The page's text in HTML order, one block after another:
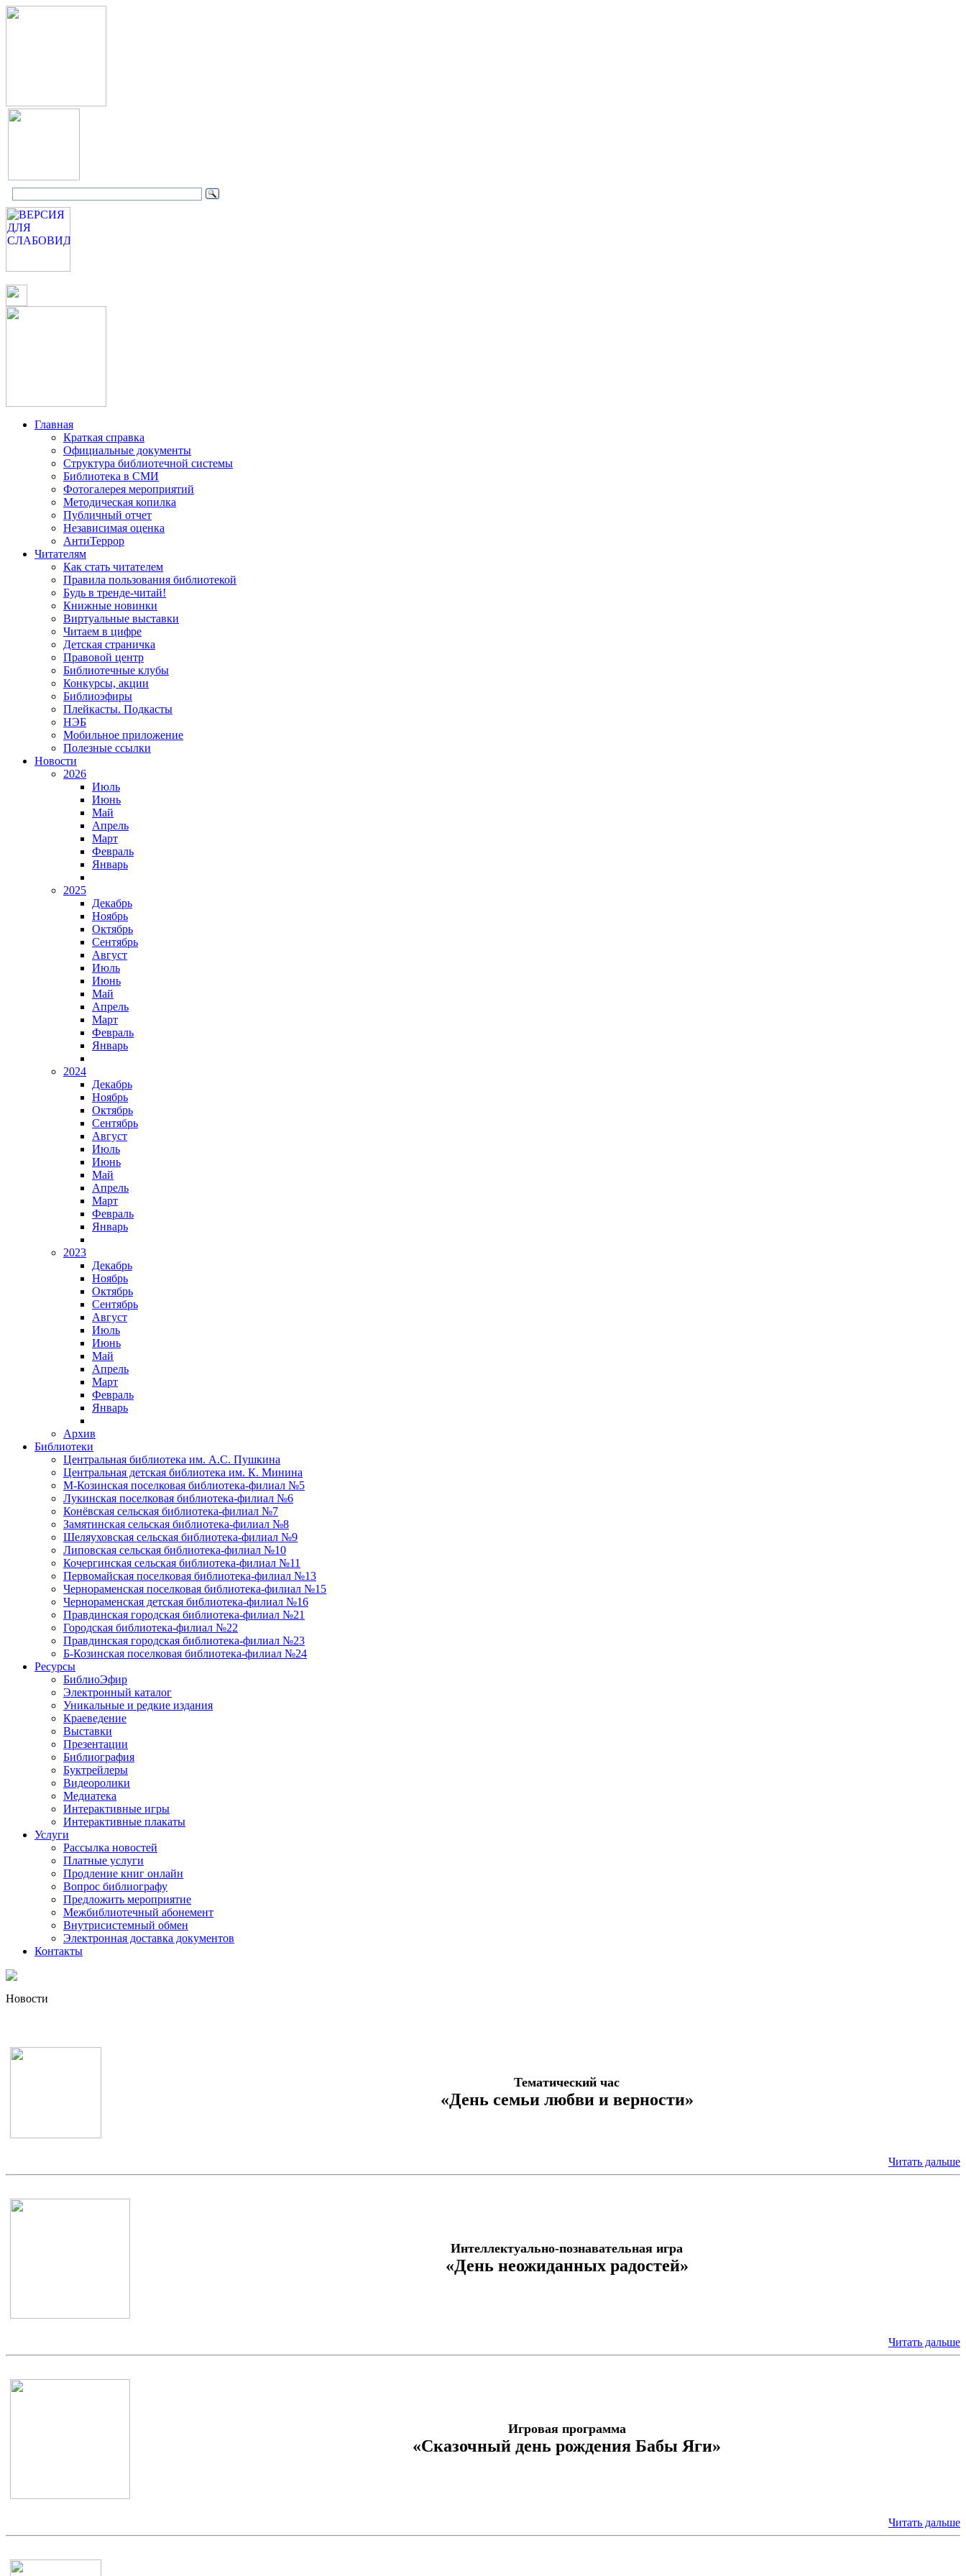
Главная
Краткая справка
Официальные документы
Структура библиотечной системы
Библиотека в СМИ
Фотогалерея мероприятий
Методическая копилка
Публичный отчет
Независимая оценка
АнтиТеррор
Читателям
Как стать читателем
Правила пользования библиотекой
Будь в тренде-читай!
Книжные новинки
Виртуальные выставки
Читаем в цифре
Детская страничка
Правовой центр
Библиотечные клубы
Конкурсы, акции
Библиоэфиры
Плейкасты. Подкасты
НЭБ
Мобильное приложение
Полезные ссылки
Новости
2026
Июль
Июнь
Май
Апрель
Март
Февраль
Январь
2025
Декабрь
Ноябрь
Октябрь
Сентябрь
Август
Июль
Июнь
Май
Апрель
Март
Февраль
Январь
2024
Декабрь
Ноябрь
Октябрь
Сентябрь
Август
Июль
Июнь
Май
Апрель
Март
Февраль
Январь
2023
Декабрь
Ноябрь
Октябрь
Сентябрь
Август
Июль
Июнь
Май
Апрель
Март
Февраль
Январь
Архив
Библиотеки
Центральная библиотека им. А.С. Пушкина
Центральная детская библиотека им. К. Минина
М-Козинская поселковая библиотека-филиал №5
Лукинская поселковая библиотека-филиал №6
Конёвская сельская библиотека-филиал №7
Замятинская сельская библиотека-филиал №8
Шеляуховская сельская библиотека-филиал №9
Липовская сельская библиотека-филиал №10
Кочергинская сельская библиотека-филиал №11
Первомайская поселковая библиотека-филиал №13
Чернораменская поселковая библиотека-филиал №15
Чернораменская детская библиотека-филиал №16
Правдинская городская библиотека-филиал №21
Городская библиотека-филиал №22
Правдинская городская библиотека-филиал №23
Б-Козинская поселковая библиотека-филиал №24
Ресурсы
БиблиоЭфир
Электронный каталог
Уникальные и редкие издания
Краеведение
Выставки
Презентации
Библиография
Буктрейлеры
Видеоролики
Медиатека
Интерактивные игры
Интерактивные плакаты
Услуги
Рассылка новостей
Платные услуги
Продление книг онлайн
Вопрос библиографу
Предложить мероприятие
Межбиблиотечный абонемент
Внутрисистемный обмен
Электронная доставка документов
Контакты
Новости
Тематический час
«День семьи любви и верности»
Читать дальше
Интеллектуально-познавательная игра
«День неожиданных радостей»
Читать дальше
Игровая программа
«Сказочный день рождения Бабы Яги»
Читать дальше